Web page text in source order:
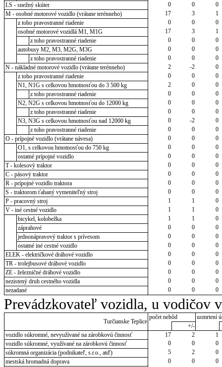
LS - snežný skúter
0 0
0
M - osobné motorové vozidlo (vrátane terénneho)
17 3
1
z toho pravostranné riadenie
0 0
0
osobné motorové vozidlá M1, M1G
17 3
1
z toho pravostranné riadenie
0 0
0
autobusy M2, M3, M2G, M3G
0 0
0
z toho pravostranné riadenie
0 0
0
N - nákladné motorové vozidlo (vrátane terénneho)
2 -2
0
z toho pravostranné riadenie
0 0
0
N1, N1G s celkovou hmotnosťou do 3 500 kg
2 0
0
z toho pravostranné riadenie
0 0
0
N2, N2G s celkovou hmotnosťou do 12000 kg
0 0
0
z toho pravostranné riadenie
0 0
0
N3, N3G s celkovou hmotnosťou nad 12000 kg
0 -2
0
z toho pravostranné riadenie
0 0
0
O - prípojné vozidlo (vrátane návesa)
0 0
0
O1, s celkovou hmotnosťou do 750 kg
0 0
0
ostatné prípojné vozidlo
0 0
0
T - kolesový traktor
0 0
0
C - pásový traktor
0 0
0
R - prípojné vozidlo traktora
0 0
0
S - traktorom ťahaný vymeniteľný stroj
0 0
0
P - pracovný stroj
1 1
0
V - iné cestné vozidlo
1 1
0
bicykel, kolobežka
1 1
0
záprahové
0 0
0
jednonápravový traktor s prívesom
0 0
0
ostatné iné cestné vozidlo
0 0
0
ELEK - električkové dráhové vozidlo
0 0
0
TR - trolejbusové dráhové vozidlo
0 0
0
ZE - železničné dráhové vozidlo
0 0
0
nezistený druh cestného vozidla
0 0
0
nezadané
0 0 0
Prevádzkovateľ vozidla, u vodičov
Turčianske Teplice
počet nehôd
usmrtení
+/-
vozidlo súkromné, nevyužívané na zárobkovú činnosť
17 2
1
vozidlo súkromné, využívané na zárobkovú činnosť
0 0
0
súkromná organizácia (podnikateľ, s.r.o., atď)
5 2
0
mestská hromadná doprava
0 0
0